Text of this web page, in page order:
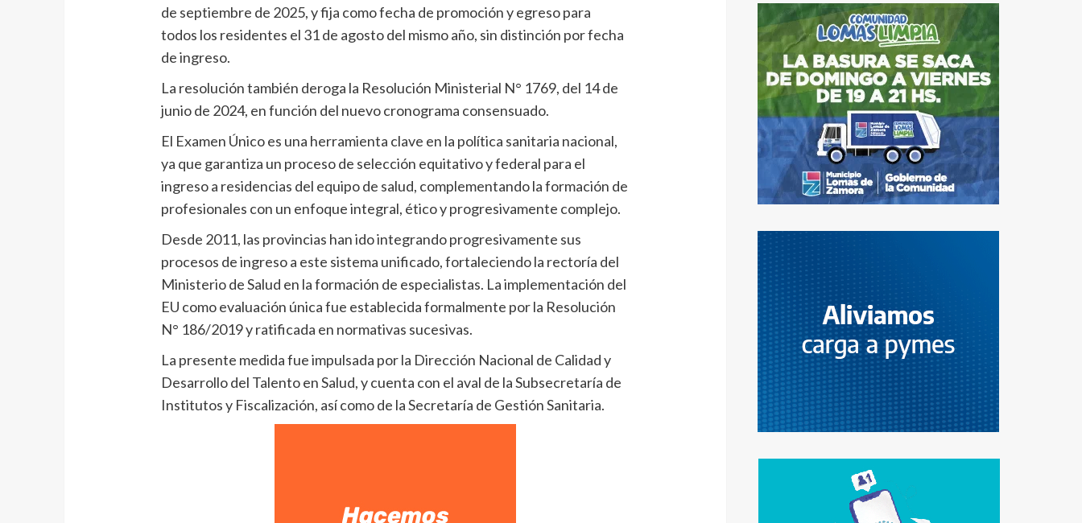
de septiembre de 2025, y fija como fecha de promoción y egreso para
todos los residentes el 31 de agosto del mismo año, sin distinción por fecha
de ingreso.
La resolución también deroga la Resolución Ministerial N° 1769, del 14 de
junio de 2024, en función del nuevo cronograma consensuado.
El Examen Único es una herramienta clave en la política sanitaria nacional,
ya que garantiza un proceso de selección equitativo y federal para el
ingreso a residencias del equipo de salud, complementando la formación de
profesionales con un enfoque integral, ético y progresivamente complejo.
Desde 2011, las provincias han ido integrando progresivamente sus
procesos de ingreso a este sistema unificado, fortaleciendo la rectoría del
Ministerio de Salud en la formación de especialistas. La implementación del
EU como evaluación única fue establecida formalmente por la Resolución
N° 186/2019 y ratificada en normativas sucesivas.
La presente medida fue impulsada por la Dirección Nacional de Calidad y
Desarrollo del Talento en Salud, y cuenta con el aval de la Subsecretaría de
Institutos y Fiscalización, así como de la Secretaría de Gestión Sanitaria.